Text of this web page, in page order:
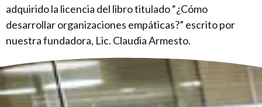
adquirido la licencia del libro titulado “¿Cómo
desarrollar organizaciones empáticas?” escrito por
nuestra fundadora, Lic. Claudia Armesto.